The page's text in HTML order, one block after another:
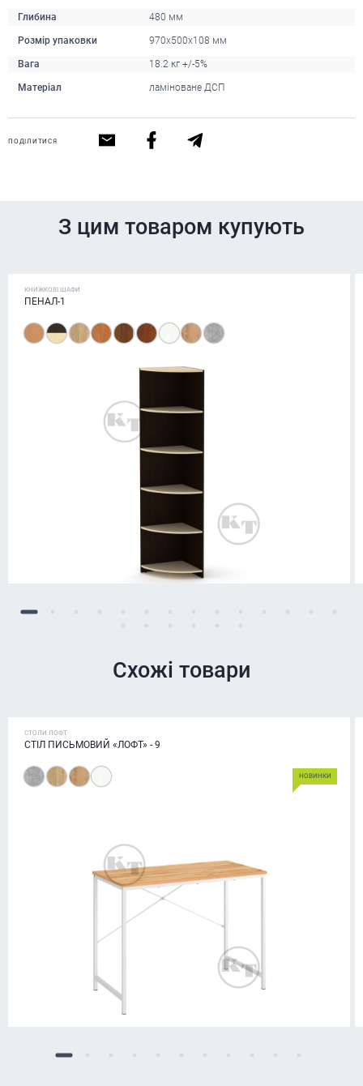
Глибина 480 мм
Розмір упаковки 970х500х108 мм
Вага 18.2 кг +/-5%
Матеріал ламіноване ДСП
ПОДІЛИТИСЯ
З цим товаром купують
КНИЖКОВІ ШАФИ
ПЕНАЛ-1
Схожі товари
СТОЛИ ЛОФТ
СТІЛ ПИСЬМОВИЙ «ЛОФТ» - 9
НОВИНКИ